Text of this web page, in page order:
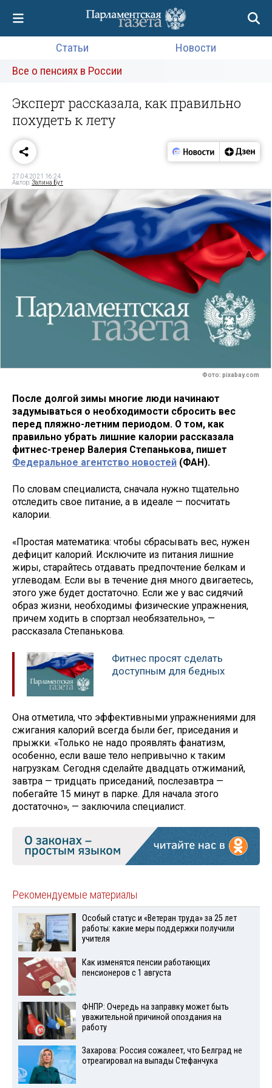
Статьи
Новости
Все о пенсиях в России
Эксперт рассказала, как правильно
похудеть к лету
27.04.2021 16:24
Автор:Залина Бут
Фото: pixabay.com
После долгой зимы многие люди начинают
задумываться о необходимости сбросить вес
перед пляжно-летним периодом. О том, как
правильно убрать лишние калории рассказала
фитнес-тренер Валерия Степанькова, пишет
Федеральное агентство новостей (ФАН).
По словам специалиста, сначала нужно тщательно
отследить свое питание, а в идеале — посчитать
калории.
«Простая математика: чтобы сбрасывать вес, нужен
дефицит калорий. Исключите из питания лишние
жиры, старайтесь отдавать предпочтение белкам и
углеводам. Если вы в течение дня много двигаетесь,
этого уже будет достаточно. Если же у вас сидячий
образ жизни, необходимы физические упражнения,
причем ходить в спортзал необязательно», —
рассказала Степанькова.
Фитнес просят сделать
доступным для бедных
Она отметила, что эффективными упражнениями для
сжигания калорий всегда были бег, приседания и
прыжки. «Только не надо проявлять фанатизм,
особенно, если ваше тело непривычно к таким
нагрузкам. Сегодня сделайте двадцать отжиманий,
завтра — тридцать приседаний, послезавтра —
побегайте 15 минут в парке. Для начала этого
достаточно», — заключила специалист.
Рекомендуемые материалы
Особый статус и «Ветеран труда» за 25 лет
работы: какие меры поддержки получили
учителя
Как изменятся пенсии работающих
пенсионеров с 1 августа
ФНПР: Очередь на заправку может быть
уважительной причиной опоздания на
работу
Захарова: Россия сожалеет, что Белград не
отреагировал на выпады Стефанчука